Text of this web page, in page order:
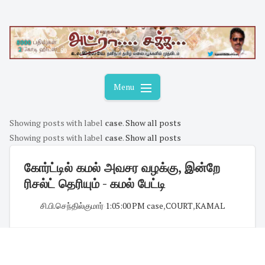
content
Menu
Showing posts with label case.Show all posts
Showing posts with label case.Show all posts
கோர்ட்டில் கமல் அவசர வழக்கு, இன்றே
ரிசல்ட் தெரியும் - கமல் பேட்டி
சி.பி.செந்தில்குமார் 1:05:00 PM case,COURT,KAMAL